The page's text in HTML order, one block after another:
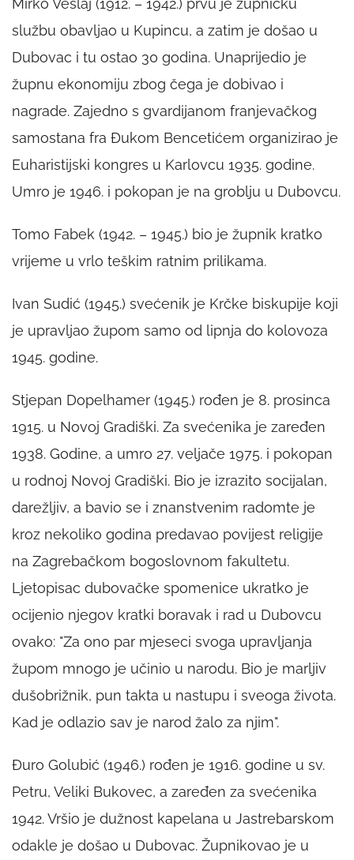
Mirko Veslaj (1912. – 1942.) prvu je župničku
službu obavljao u Kupincu, a zatim je došao u
Dubovac i tu ostao 30 godina. Unaprijedio je
župnu ekonomiju zbog čega je dobivao i
nagrade. Zajedno s gvardijanom franjevačkog
samostana fra Đukom Bencetićem organizirao je
Euharistijski kongres u Karlovcu 1935. godine.
Umro je 1946. i pokopan je na groblju u Dubovcu.
Tomo Fabek (1942. – 1945.) bio je župnik kratko
vrijeme u vrlo teškim ratnim prilikama.
Ivan Sudić (1945.) svećenik je Krčke biskupije koji
je upravljao župom samo od lipnja do kolovoza
1945. godine.
Stjepan Dopelhamer (1945.) rođen je 8. prosinca
1915. u Novoj Gradiški. Za svećenika je zaređen
1938. Godine, a umro 27. veljače 1975. i pokopan
u rodnoj Novoj Gradiški. Bio je izrazito socijalan,
darežljiv, a bavio se i znanstvenim radomte je
kroz nekoliko godina predavao povijest religije
na Zagrebačkom bogoslovnom fakultetu.
Ljetopisac dubovačke spomenice ukratko je
ocijenio njegov kratki boravak i rad u Dubovcu
ovako: "Za ono par mjeseci svoga upravljanja
župom mnogo je učinio u narodu. Bio je marljiv
dušobrižnik, pun takta u nastupu i sveoga života.
Kad je odlazio sav je narod žalo za njim".
Đuro Golubić (1946.) rođen je 1916. godine u sv.
Petru, Veliki Bukovec, a zaređen za svećenika
1942. Vršio je dužnost kapelana u Jastrebarskom
odakle je došao u Dubovac. Župnikovao je u